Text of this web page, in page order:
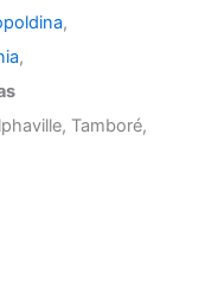
,
,
Tamboré,